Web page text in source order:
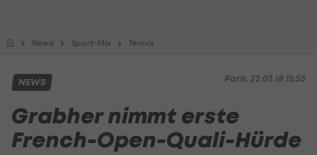
News Sport-Mix Tennis
Paris, 22.05.18 15:55
NEWS
Grabher nimmt erste
French-Open-Quali-Hürde